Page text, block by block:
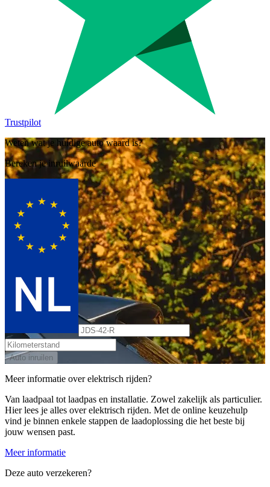
Trustpilot
Weten wat je huidige auto waard is?
Bereken je inruilwaarde
Auto inruilen
Meer informatie over elektrisch rijden?
Van laadpaal tot laadpas en installatie. Zowel zakelijk als particulier.
Hier lees je alles over elektrisch rijden. Met de online keuzehulp
vind je binnen enkele stappen de laadoplossing die het beste bij
jouw wensen past.
Meer informatie
Deze auto verzekeren?